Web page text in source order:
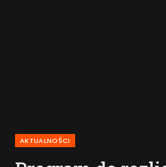
AKTUALNOŚCI